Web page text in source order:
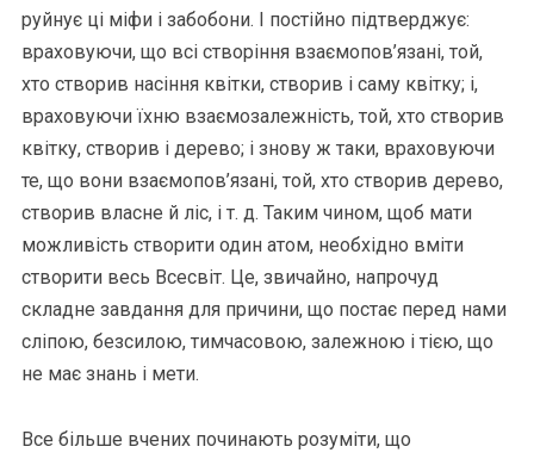
руйнує ці міфи і забобони. І постійно підтверджує:
враховуючи, що всі створіння взаємопов’язані, той,
хто створив насіння квітки, створив і саму квітку; і,
враховуючи їхню взаємозалежність, той, хто створив
квітку, створив і дерево; і знову ж таки, враховуючи
те, що вони взаємопов’язані, той, хто створив дерево,
створив власне й ліс, і т. д. Таким чином, щоб мати
можливість створити один атом, необхідно вміти
створити весь Всесвіт. Це, звичайно, напрочуд
складне завдання для причини, що постає перед нами
сліпою, безсилою, тимчасовою, залежною і тією, що
не має знань і мети.
Все більше вчених починають розуміти, що